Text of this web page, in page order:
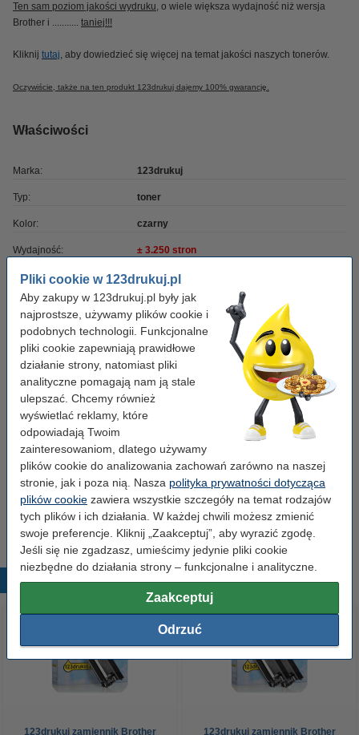
Pliki cookie w 123drukuj.pl
Aby zakupy w 123drukuj.pl były jak
najprostsze, używamy plików cookie i
podobnych technologii. Funkcjonalne
pliki cookie zapewniają prawidłowe
działanie strony, natomiast pliki
analityczne pomagają nam ją stale
ulepszać. Chcemy również
wyświetlać reklamy, które
odpowiadają Twoim
zainteresowaniom, dlatego używamy
plików cookie do analizowania zachowań zarówno na naszej
stronie, jak i poza nią. Nasza polityka prywatności dotycząca
plików cookie zawiera wszystkie szczegóły na temat rodzajów
tych plików i ich działania. W każdej chwili możesz zmienić
swoje preferencje. Kliknij „Zaakceptuj”, aby wyrazić zgodę.
Jeśli się nie zgadzasz, umieścimy jedynie pliki cookie
niezbędne do działania strony – funkcjonalne i analityczne.
Zaakceptuj
Odrzuć
Ten sam poziom jakości wydruku, o wiele większa wydajność niż wersja
Brother i ........... taniej!!!
Kliknij tutaj, aby dowiedzieć się więcej na temat jakości naszych tonerów.
Oczywiście, także na ten produkt 123drukuj dajemy 100% gwarancję.
Właściwości
Marka: 123drukuj
Typ: toner
Kolor: czarny
Wydajność: ± 3.250 stron
OEM: TN3600
Numer artykułu: 051403
Pojemność: standard
Numer: TN3600
Wskazówka: zamów papier
Papier ksero A4 80 g/m2 (2500 szt.), 123drukuj
(5 ryz)
110,00 zł
Papier ksero A4 80 g/m2 (500 szt.), 123drukuj
23,00 zł
Popularne produkty
123drukuj zamiennik Brother
123drukuj zamiennik Brother